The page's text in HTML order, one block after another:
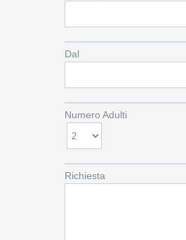
Dal
Numero Adulti
Richiesta